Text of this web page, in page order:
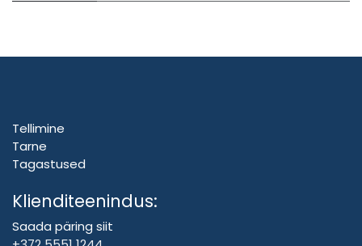
Tellimine
Tarne
Tagastused
Klienditeenindus:
Saada päring siit